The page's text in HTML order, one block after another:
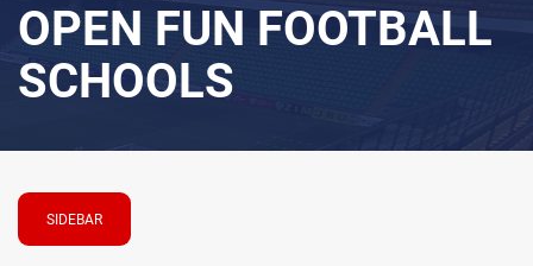
OPEN FUN FOOTBALL
SCHOOLS
SIDEBAR